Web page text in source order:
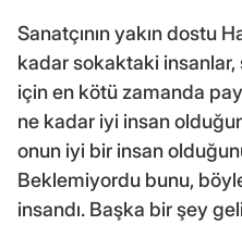
Sanatçının yakın dostu
kadar sokaktaki insanlar,
için en kötü zamanda
ne kadar iyi insan
onun iyi bir insan
Beklemiyordu bunu,
insandı. Başka bir şey